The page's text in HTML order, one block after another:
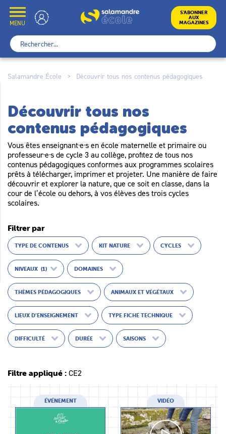
content
MENU
École S’ABONNER
AUX
MAGAZINES
Rechercher :
Salamandre École > Découvrir tous nos contenus pédagogiques
Découvrir tous nos
contenus pédagogiques
Vous êtes enseignant·e·s en école maternelle et primaire ou
professeur·e·s de cycle 3 au collège, profitez de tous nos
contenus pédagogiques conformes aux programmes scolaires
prêts à télécharger, imprimer et projeter. Une manière de faire
découvrir et explorer la nature, que ce soit en classe, dans la
cour de l’école ou dehors, à vos élèves des trois cycles
scolaires.
Filtrer par
TYPE DE CONTENUS KIT NATURE CYCLES
NIVEAUX (1) DOMAINES
THÈMES PÉDAGOGIQUES ANIMAUX ET VÉGÉTAUX
LIEUX D’ENSEIGNEMENT TYPE FICHE TECHNIQUE
DIFFICULTÉ DURÉE SAISONS
Filtre appliqué : CE2
ÉVÉNEMENT VIDÉO